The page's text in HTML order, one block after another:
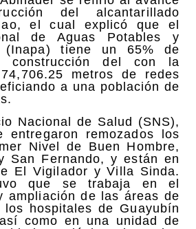
del alcantarillado
el cual explicó que el
de Aguas Potables y
(Inapa) tiene un 65% de
construcción del con la
metros de redes
a una población de
Nacional de Salud (SNS),
entregaron remozados los
Nivel de Buen Hombre,
San Fernando, y están en
El Vigilador y Villa Sinda.
que se trabaja en el
ampliación de las áreas de
los hospitales de Guayubín
como en una unidad de